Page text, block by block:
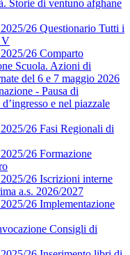
Storie di ventuno afghane
26 Questionario Tutti i
V
26 Comparto
Scuola. Azioni di
del 6 e 7 maggio 2026
- Pausa di
e nel piazzale
26 Fasi Regionali di
26 Formazione
26 Iscrizioni interne
a.s. 2026/2027
26 Implementazione
Consigli di